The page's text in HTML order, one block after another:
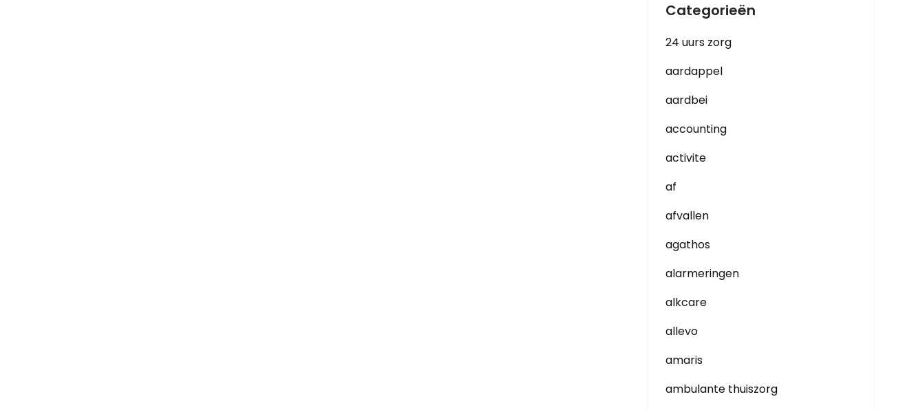
Categorieën
24 uurs zorg
aardappel
aardbei
accounting
activite
af
afvallen
agathos
alarmeringen
alkcare
allevo
amaris
ambulante thuiszorg